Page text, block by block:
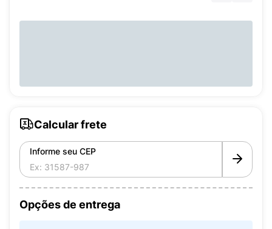
Calcular frete
Informe seu CEP
Opções de entrega